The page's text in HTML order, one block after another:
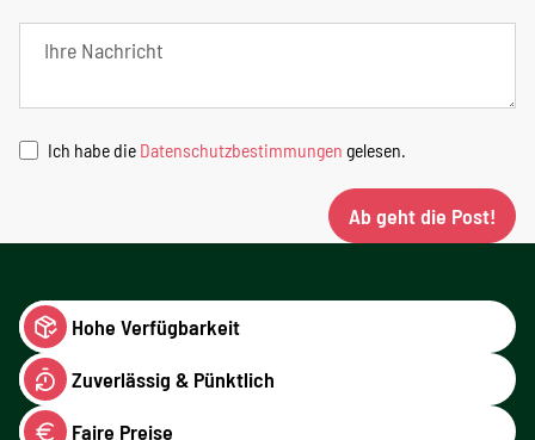
Ich habe die Datenschutzbestimmungen gelesen.
Ab geht die Post!
Hohe Verfügbarkeit
Zuverlässig & Pünktlich
Faire Preise